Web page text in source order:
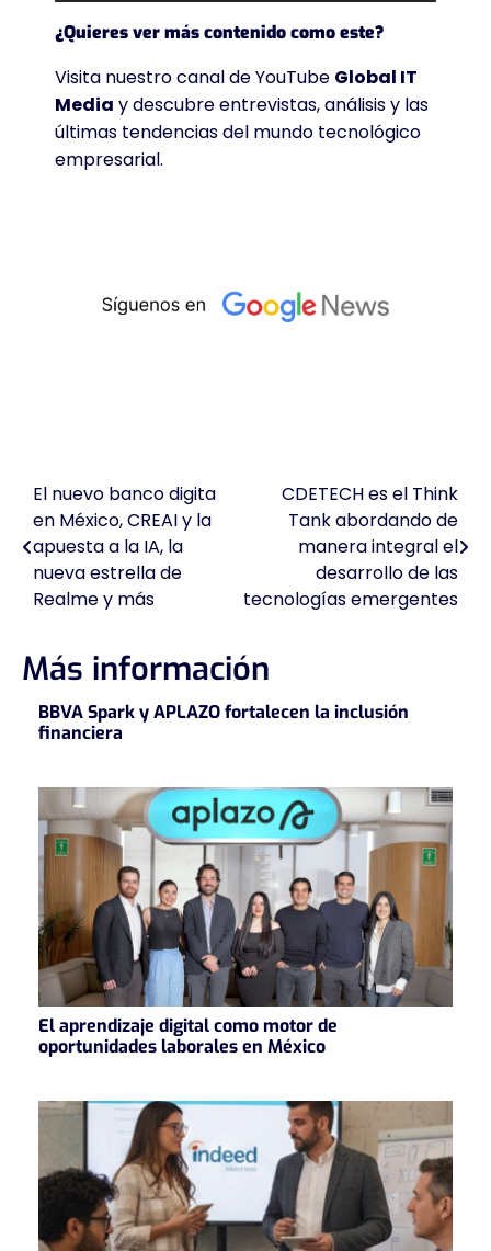
¿Quieres ver más contenido como este?
Visita nuestro canal de YouTube Global IT
Media y descubre entrevistas, análisis y las
últimas tendencias del mundo tecnológico
empresarial.
Navegación
de
entradas
El nuevo banco digita
en México, CREAI y la
apuesta a la IA, la
nueva estrella de
Realme y más
CDETECH es el Think
Tank abordando de
manera integral el
desarrollo de las
tecnologías emergentes
Más información
BBVA Spark y APLAZO fortalecen la inclusión
financiera
El aprendizaje digital como motor de
oportunidades laborales en México